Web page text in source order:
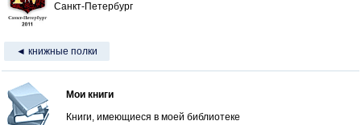
Санкт-Петербург
◄ книжные полки
Мои книги
Книги, имеющиеся в моей библиотеке